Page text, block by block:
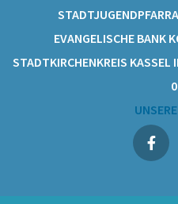
EVANGELISCHE BANK
STADTKIRCHENKREIS